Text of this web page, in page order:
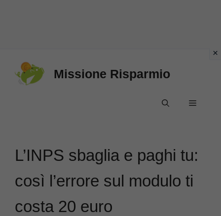
Missione Risparmio
Menu
L’INPS sbaglia e paghi tu:
così l’errore sul modulo ti
costa 20 euro